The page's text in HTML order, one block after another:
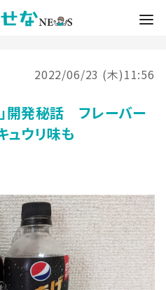
2022/06/23 (木)11:56
開発秘話 フレーバー
ュウリ味も